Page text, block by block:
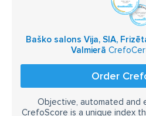
Baško salons Vija, SIA,
Valmierā
Order
Objective, automated and
CrefoScore is a unique index